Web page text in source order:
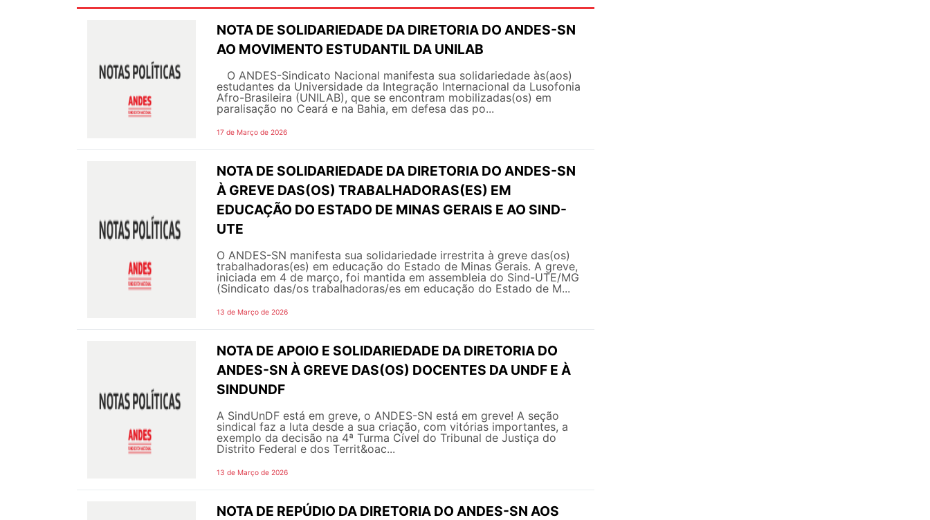
NOTA DE SOLIDARIEDADE DA DIRETORIA DO ANDES-SN
AO MOVIMENTO ESTUDANTIL DA UNILAB
O ANDES-Sindicato Nacional manifesta sua solidariedade às(aos)
estudantes da Universidade da Integração Internacional da Lusofonia
Afro-Brasileira (UNILAB), que se encontram mobilizadas(os) em
paralisação no Ceará e na Bahia, em defesa das po...
17 de Março de 2026
NOTA DE SOLIDARIEDADE DA DIRETORIA DO ANDES-SN
À GREVE DAS(OS) TRABALHADORAS(ES) EM
EDUCAÇÃO DO ESTADO DE MINAS GERAIS E AO SIND-
UTE
O ANDES-SN manifesta sua solidariedade irrestrita à greve das(os)
trabalhadoras(es) em educação do Estado de Minas Gerais. A greve,
iniciada em 4 de março, foi mantida em assembleia do Sind-UTE/MG
(Sindicato das/os trabalhadoras/es em educação do Estado de M...
13 de Março de 2026
NOTA DE APOIO E SOLIDARIEDADE DA DIRETORIA DO
ANDES-SN À GREVE DAS(OS) DOCENTES DA UNDF E À
SINDUNDF
A SindUnDF está em greve, o ANDES-SN está em greve! A seção
sindical faz a luta desde a sua criação, com vitórias importantes, a
exemplo da decisão na 4ª Turma Cível do Tribunal de Justiça do
Distrito Federal e dos Territ&oac...
13 de Março de 2026
NOTA DE REPÚDIO DA DIRETORIA DO ANDES-SN AOS